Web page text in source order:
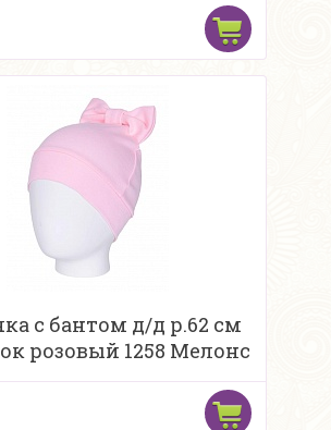
с бантом д/д р.62 см
розовый 1258 Мелонс